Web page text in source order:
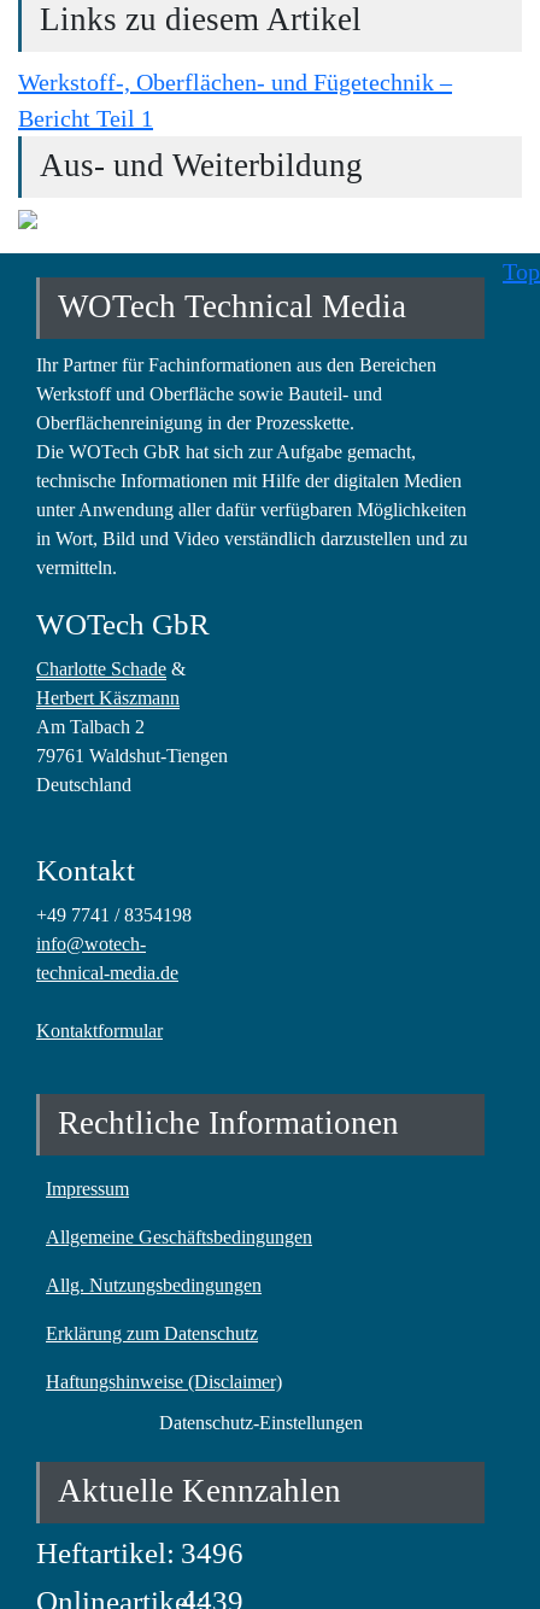
Links zu diesem Artikel
Werkstoff-, Oberflächen- und Fügetechnik –
Bericht Teil 1
Aus- und Weiterbildung
Top
WOTech Technical Media
Ihr Partner für Fachinformationen aus den Bereichen
Werkstoff und Oberfläche sowie Bauteil- und
Oberflächenreinigung in der Prozesskette.
Die WOTech GbR hat sich zur Aufgabe gemacht,
technische Informationen mit Hilfe der digitalen Medien
unter Anwendung aller dafür verfügbaren Möglichkeiten
in Wort, Bild und Video verständlich darzustellen und zu
vermitteln.
WOTech GbR
Charlotte Schade &
Herbert Käszmann
Am Talbach 2
79761 Waldshut-Tiengen
Deutschland
Kontakt
+49 7741 / 8354198
info@wotech-
technical-media.de
Kontaktformular
Rechtliche Informationen
Impressum
Allgemeine Geschäftsbedingungen
Allg. Nutzungsbedingungen
Erklärung zum Datenschutz
Haftungshinweise (Disclaimer)
Datenschutz-Einstellungen
Aktuelle Kennzahlen
Heftartikel: 3496
Onlineartikel:4439